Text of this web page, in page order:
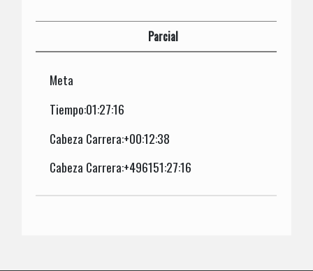
Parcial
Meta
Tiempo:01:27:16
Cabeza Carrera:+00:12:38
Cabeza Carrera:+496151:27:16